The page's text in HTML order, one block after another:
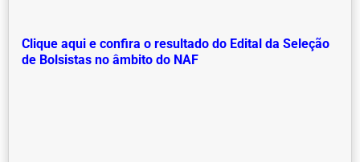
Clique aqui e confira o resultado do Edital da Seleção
de Bolsistas no âmbito do NAF